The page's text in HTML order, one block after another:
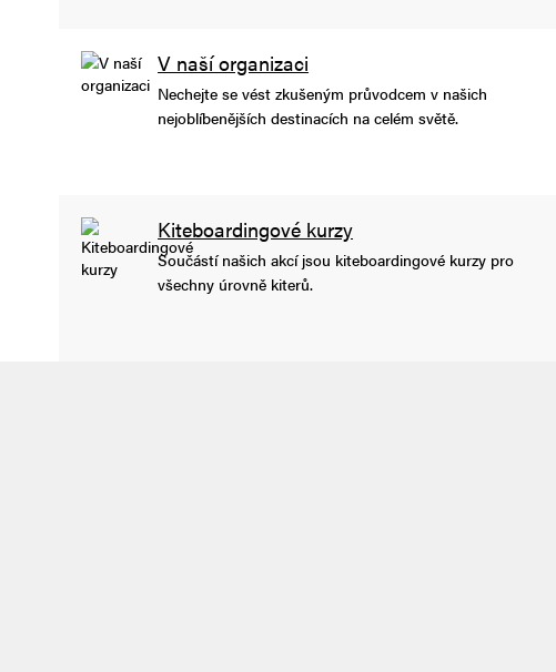
V naší organizaci
Nechejte se vést zkušeným průvodcem v našich
nejoblíbenějších destinacích na celém světě.
Kiteboardingové kurzy
Součástí našich akcí jsou kiteboardingové kurzy pro
všechny úrovně kiterů.